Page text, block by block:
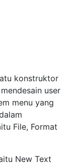
konstruktor
user
menu yang
File, Format
New Text